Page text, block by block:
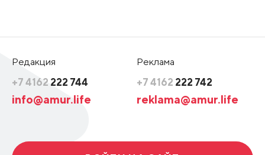
Редакция
+7 4162 222 744
info@amur.life
Реклама
+7 4162 222 742
reklama@amur.life